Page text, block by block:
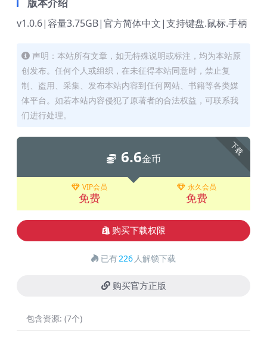
v1.0.6|容量3.75GB|官方简体中文|支持键盘.鼠标.手柄
声明：本站所有文章，如无特殊说明或标注，均为本站原
创发布。任何个人或组织，在未征得本站同意时，禁止复
制、盗用、采集、发布本站内容到任何网站、书籍等各类媒
体平台。如若本站内容侵犯了原著者的合法权益，可联系我
们进行处理。
下载
6.6金币
VIP会员
免费
永久会员
免费
购买下载权限
已有226 人解锁下载
购买官方正版
包含资源: (7个)